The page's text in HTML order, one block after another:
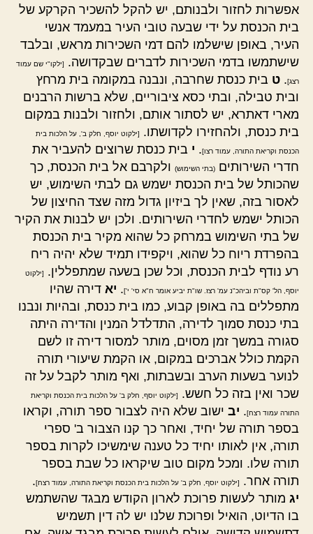
אפשרות לחזור ולבנותם, יש להקל להשכיר הקרקע של
בית הכנסת על ידי שבעה טובי העיר במעמד אנשי
העיר, באופן שישלמו להם דמי השכירות מראש, ובלבד
שישתמשו בדמי השכירות לדברים שבקדושה.
[ילקו"י שם עמוד
רצג]. ט בית כנסת שחרבה, ונבנה במקומה בית מרחץ
ובית טבילה, ובתי כסא ציבוריים, שלא ברשות הרבנים
מארי דאתרא, יש לסתור אותם, ולחזור ולבנות במקום
בית כנסת, ולהחזירו לקדושתו.
[ילקוט יוסף, חלק ב', על הלכות בית
הכנסת וקריאת התורה, עמוד רצו]. י בית כנסת שרוצים להעביר את
חדרי השירותים (בתי השימוש) ולקרבם אל בית הכנסת, כך
שהכותל של בית הכנסת ישמש גם לבתי השימוש, יש
לאסור בזה, שאין לך ביזיון גדול מזה שצד החיצון של
הכותל ישמש לחדרי השירותים. ולכן יש לבנות את הקיר
של בתי השימוש במרחק כל שהוא מקיר בית הכנסת
בהפרדת ריוח כל שהוא, ויקפידו תמיד שלא יהיה ריח
רע נודף לבית הכנסת, וכל שכן בשעה שמתפללין.
[ילקוט
יוסף, הל' קס"ת וביהכ"נ עמ' רצז. שו"ת יביע אומר ח"א סי' י']. יא דירה שהיו
מתפללים בה באופן קבוע, כמו בית כנסת, ובהיות ונבנו
בתי כנסת סמוך לדירה, התדלדל המנין והדירה היתה
סגורה במשך זמן מסוים, מותר למסור דירה זו לשם
הקמת כולל אברכים במקום, או הקמת שיעורי תורה
לנוער בשעות הערב ובשבתות, ואף מותר לקבל על זה
שכר ואין בזה כל חשש.
[ילקוט יוסף, חלק ב' על הלכות בית הכנסת וקריאת
התורה עמוד רצח]. יב ישוב שלא היה לצבור ספר תורה, וקראו
בספר תורה של יחיד, ואחר כך קנו הצבור ב' ספרי
תורה, אין לאותו יחיד כל טענה שימשיכו לקרות בספר
תורה שלו. ומכל מקום טוב שיקראו כל שבת בספר
תורה אחר.
[ילקוט יוסף, חלק ב' על הלכות בית הכנסת וקריאת התורה, עמוד רצח].
יג מותר לעשות פרוכת לארון הקודש מבגד שהשתמש
בו הדיוט, הואיל ופרוכת שלנו יש לה דין תשמיש